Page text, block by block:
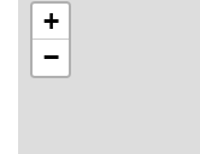
+
−